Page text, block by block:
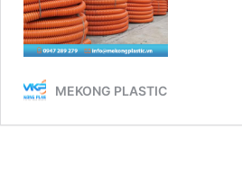
MEKONG PLASTIC